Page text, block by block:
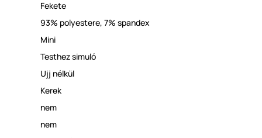
Fekete
93% polyestere, 7% spandex
Mini
Testhez simuló
Ujj nélkül
Kerek
nem
nem